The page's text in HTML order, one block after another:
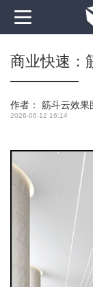
商业快速：
作者： 筋斗云效果
2026-06-12 16:14